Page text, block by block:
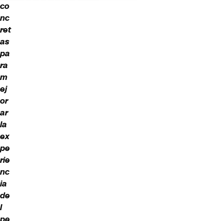
co
nc
ret
as
pa
ra
m
ej
or
ar
la
ex
pe
rie
nc
ia
de
l